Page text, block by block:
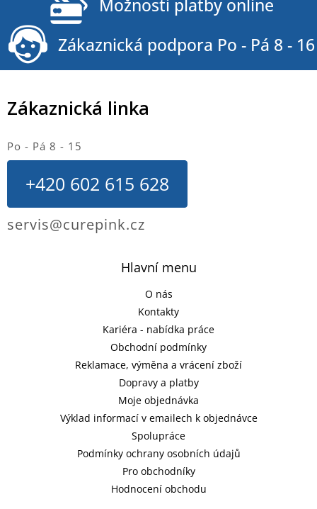
Hlavní menu
O nás
Kontakty
Kariéra - nabídka práce
Obchodní podmínky
Reklamace, výměna a vrácení zboží
Dopravy a platby
Moje objednávka
Výklad informací v emailech k objednávce
Spolupráce
Podmínky ochrany osobních údajů
Pro obchodníky
Hodnocení obchodu
Zákaznická linka
Po - Pá 8 - 15
+420 602 615 628
servis@curepink.cz
Možnosti platby online
Zákaznická podpora Po - Pá 8 - 16